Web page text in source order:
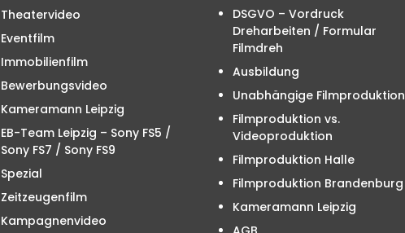
Theatervideo
Eventfilm
Immobilienfilm
Bewerbungsvideo
Kameramann Leipzig
EB-Team Leipzig – Sony FS5 /
Sony FS7 / Sony FS9
Spezial
Zeitzeugenfilm
Kampagnenvideo
DSGVO – Vordruck
Dreharbeiten / Formular
Filmdreh
Ausbildung
Unabhängige Filmproduktion
Filmproduktion vs.
Videoproduktion
Filmproduktion Halle
Filmproduktion Brandenburg
Kameramann Leipzig